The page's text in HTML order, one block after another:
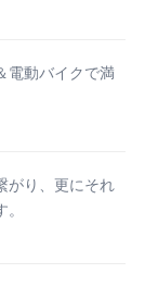
電動バイクで満
がり、更にそれ